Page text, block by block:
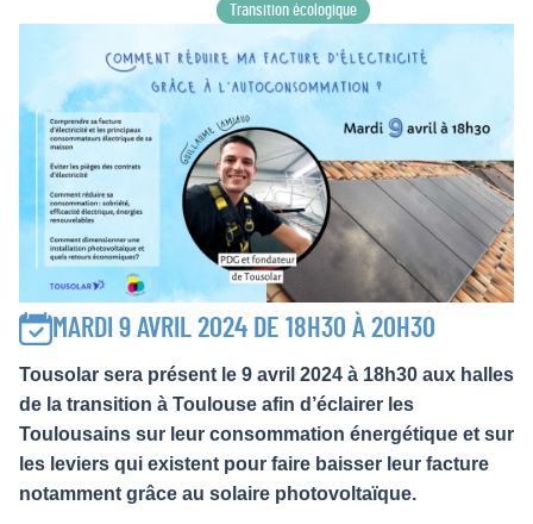
Transition écologique
MARDI 9 AVRIL 2024 DE 18H30 À 20H30
Tousolar sera présent le 9 avril 2024 à 18h30 aux halles
de la transition à Toulouse afin d’éclairer les
Toulousains sur leur consommation énergétique et sur
les leviers qui existent pour faire baisser leur facture
notamment grâce au solaire photovoltaïque.